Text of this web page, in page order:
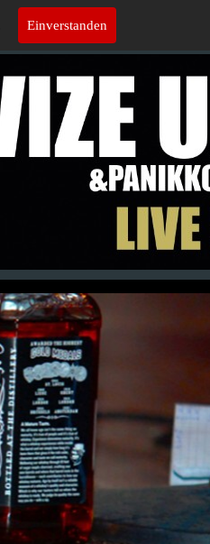
Einverstanden
Galerie